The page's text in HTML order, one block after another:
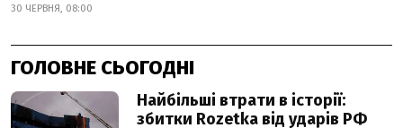
30 ЧЕРВНЯ, 08:00
ГОЛОВНЕ СЬОГОДНІ
Найбільші втрати в історії:
збитки Rozetka від ударів РФ